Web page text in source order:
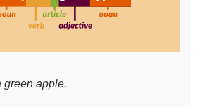
green apple.